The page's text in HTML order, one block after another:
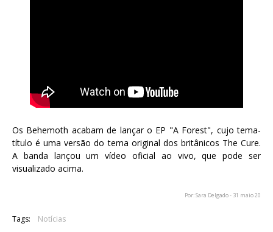
Os Behemoth acabam de lançar o EP "A Forest", cujo tema-
título é uma versão do tema original dos britânicos The Cure.
A banda lançou um vídeo oficial ao vivo, que pode ser
visualizado acima.
Por: Sara Delgado - 31 maio 20
Tags: Notícias